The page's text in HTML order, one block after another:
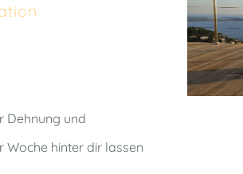
Dehnung und
Woche hinter dir lassen